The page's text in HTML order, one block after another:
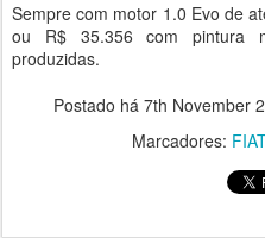
Sempre com motor 1.0 Evo de
ou R$ 35.356 com pintura
produzidas.
Postado há 7th November
Marcadores: FIAT